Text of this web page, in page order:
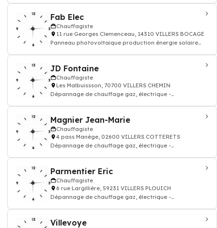
Fab Elec
Chauffagiste
11 rue Georges Clemenceau, 14310 VILLERS BOCAGE
Panneau photovoltaique production énergie solaire
JD Fontaine
Chauffagiste
Les Malbuissson, 70700 VILLERS CHEMIN
Dépannage de chauffage gaz, électrique -
Magnier Jean-Marie
Chauffagiste
4 pass Manège, 02600 VILLERS COTTERETS
Dépannage de chauffage gaz, électrique -
Parmentier Eric
Chauffagiste
6 rue Largillière, 59231 VILLERS PLOUICH
Dépannage de chauffage gaz, électrique -
Villevoye